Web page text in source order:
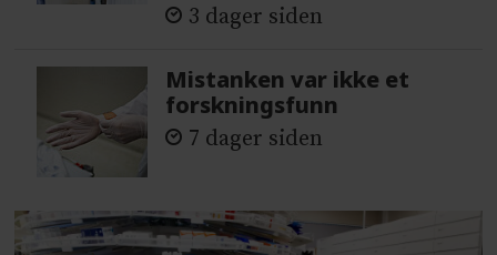
3 dager siden
Mistanken var ikke et
forskningsfunn
7 dager siden